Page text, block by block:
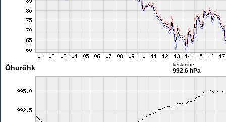
Õhurõhk keskmine
992.6 hPa